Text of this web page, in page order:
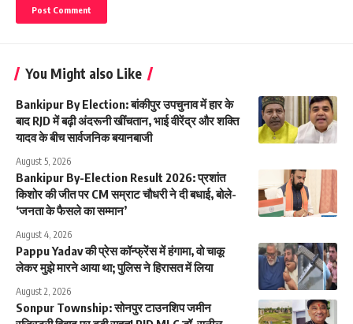
You Might also Like
Bankipur By Election: बांकीपुर उपचुनाव में हार के
बाद RJD में बढ़ी अंदरूनी खींचतान, भाई वीरेंद्र और शक्ति
यादव के बीच सार्वजनिक बयानबाजी
August 5, 2026
Bankipur By-Election Result 2026: प्रशांत
किशोर की जीत पर CM सम्राट चौधरी ने दी बधाई, बोले-
‘जनता के फैसले का सम्मान’
August 4, 2026
Pappu Yadav की प्रेस कॉन्फ्रेंस में हंगामा, वो चाकू
लेकर मुझे मारने आया था; पुलिस ने हिरासत में लिया
August 2, 2026
Sonpur Township: सोनपुर टाउनशिप जमीन